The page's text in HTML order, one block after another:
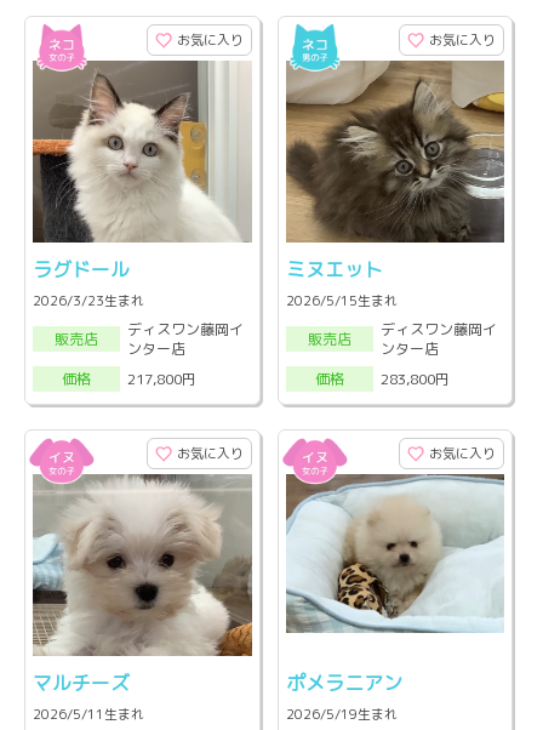
お気に入り
ラグドール
2026/3/23生まれ
販売店
ディスワン藤岡イ
ンター店
価格
217,800円
お気に入り
ミヌエット
2026/5/15生まれ
販売店
ディスワン藤岡イ
ンター店
価格
283,800円
お気に入り
マルチーズ
2026/5/11生まれ
お気に入り
ポメラニアン
2026/5/19生まれ